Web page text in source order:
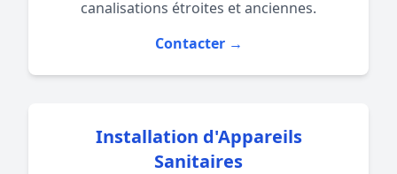
canalisations étroites et anciennes.
Contacter →
Installation d'Appareils
Sanitaires